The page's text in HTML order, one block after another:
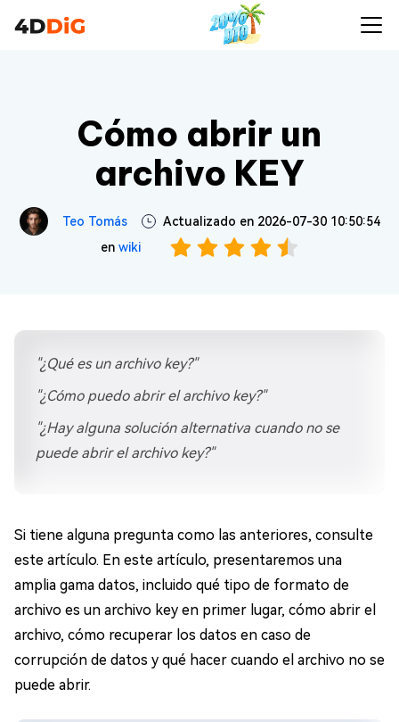
Cómo abrir un
archivo KEY
Teo Tomás
Actualizado en 2026-07-30 10:50:54
en wiki
"¿Qué es un archivo key?"
"¿Cómo puedo abrir el archivo key?"
"¿Hay alguna solución alternativa cuando no se
puede abrir el archivo key?"
Si tiene alguna pregunta como las anteriores, consulte
este artículo. En este artículo, presentaremos una
amplia gama datos, incluido qué tipo de formato de
archivo es un archivo key en primer lugar, cómo abrir el
archivo, cómo recuperar los datos en caso de
corrupción de datos y qué hacer cuando el archivo no se
puede abrir.